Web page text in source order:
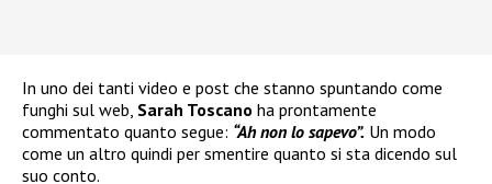
In uno dei tanti video e post che stanno spuntando come
funghi sul web, Sarah Toscano ha prontamente
commentato quanto segue: “Ah non lo sapevo”. Un modo
come un altro quindi per smentire quanto si sta dicendo sul
suo conto.